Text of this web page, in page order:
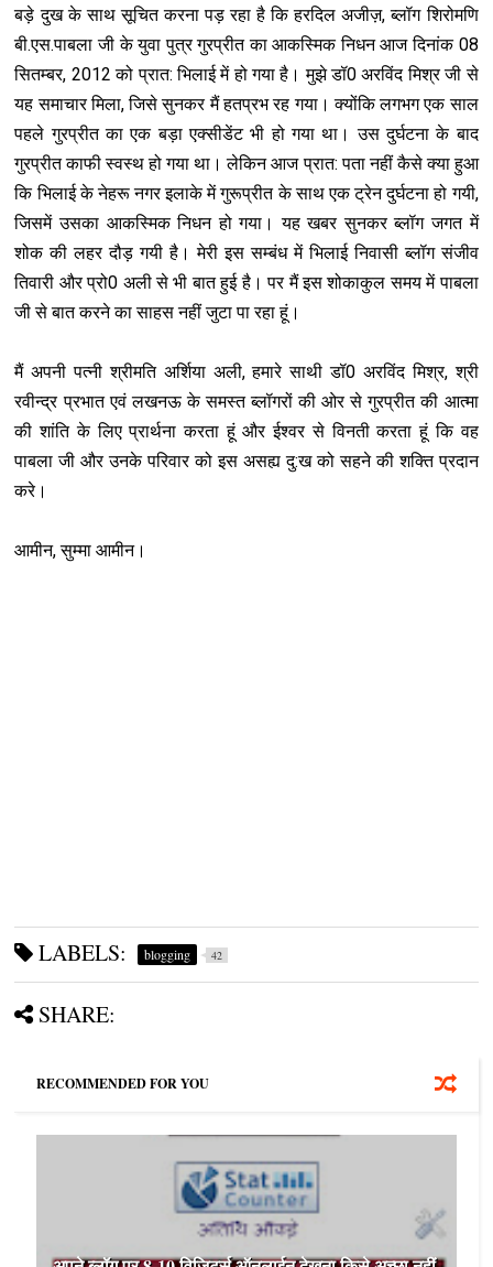
बड़े दुख के साथ सूचित करना पड़ रहा है कि हरदिल अजीज़, ब्‍लॉग शिरोमणि
बी.एस.पाबला जी के युवा पुत्र गुरप्रीत का आकस्मिक निधन आज दिनांक 08
सितम्‍बर, 2012 को प्रात: भिलाई में हो गया है। मुझे डॉ0 अरविंद मिश्र जी से
यह समाचार मिला, जिसे सुनकर मैं हतप्रभ रह गया। क्‍योंकि लगभग एक साल
पहले गुरप्रीत का एक बड़ा एक्‍सीडेंट भी हो गया था। उस दुर्घटना के बाद
गुरप्रीत काफी स्‍वस्‍थ हो गया था। लेकिन आज प्रात: पता नहीं कैसे क्‍या हुआ
कि भिलाई के नेहरू नगर इलाके में गुरूप्रीत के साथ एक ट्रेन दुर्घटना हो गयी,
जिसमें उसका आकस्मिक निधन हो गया। यह खबर सुनकर ब्‍लॉग जगत में
शोक की लहर दौड़ गयी है। मेरी इस सम्‍बंध में भिलाई निवासी ब्‍लॉग संजीव
तिवारी और प्रो0 अली से भी बात हुई है। पर मैं इस शोकाकुल समय में पाबला
जी से बात करने का साहस नहीं जुटा पा रहा हूं।
मैं अपनी पत्‍नी श्रीमति अर्शिया अली, हमारे साथी डॉ0 अरविंद मिश्र, श्री
रवीन्‍द्र प्रभात एवं लखनऊ के समस्‍त ब्‍लॉगरों की ओर से गुरप्रीत की आत्‍मा
की शांति के लिए प्रार्थना करता हूं और ईश्‍वर से विनती करता हूं कि वह
पाबला जी और उनके परिवार को इस असह्य दु:ख को सहने की शक्ति प्रदान
करे।
आमीन, सुम्‍मा आमीन।
LABELS: blogging 42
SHARE:
RECOMMENDED FOR YOU